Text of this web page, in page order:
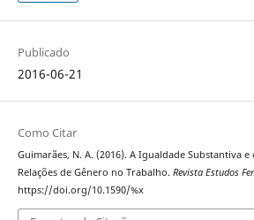
Publicado
2016-06-21
Como Citar
Guimarães, N. A. (2016). A Igualdade Substantiva e
Relações de Gênero no Trabalho. Revista Estudos
https://doi.org/10.1590/%x